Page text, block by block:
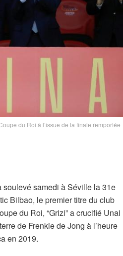
du Roi à l’issue de la finale remportée
samedi à Séville la 31e
Bilbao, le premier titre du club
du Roi, “Grizi” a crucifié Unai
de Frenkie de Jong à l’heure
en 2019.